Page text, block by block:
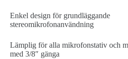
Enkel design för grundläggande
stereomikrofonanvändning
Lämplig för alla mikrofonstativ och
med 3/8″ gänga